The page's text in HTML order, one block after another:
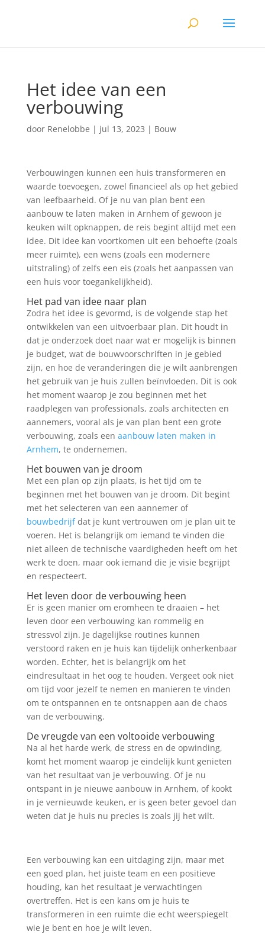
Het idee van een
verbouwing
door Renelobbe | jul 13, 2023 | Bouw
Verbouwingen kunnen een huis transformeren en
waarde toevoegen, zowel financieel als op het gebied
van leefbaarheid. Of je nu van plan bent een
aanbouw te laten maken in Arnhem of gewoon je
keuken wilt opknappen, de reis begint altijd met een
idee. Dit idee kan voortkomen uit een behoefte (zoals
meer ruimte), een wens (zoals een modernere
uitstraling) of zelfs een eis (zoals het aanpassen van
een huis voor toegankelijkheid).
Het pad van idee naar plan
Zodra het idee is gevormd, is de volgende stap het
ontwikkelen van een uitvoerbaar plan. Dit houdt in
dat je onderzoek doet naar wat er mogelijk is binnen
je budget, wat de bouwvoorschriften in je gebied
zijn, en hoe de veranderingen die je wilt aanbrengen
het gebruik van je huis zullen beïnvloeden. Dit is ook
het moment waarop je zou beginnen met het
raadplegen van professionals, zoals architecten en
aannemers, vooral als je van plan bent een grote
verbouwing, zoals een aanbouw laten maken in
Arnhem, te ondernemen.
Het bouwen van je droom
Met een plan op zijn plaats, is het tijd om te
beginnen met het bouwen van je droom. Dit begint
met het selecteren van een aannemer of
bouwbedrijfdat je kunt vertrouwen om je plan uit te
voeren. Het is belangrijk om iemand te vinden die
niet alleen de technische vaardigheden heeft om het
werk te doen, maar ook iemand die je visie begrijpt
en respecteert.
Het leven door de verbouwing heen
Er is geen manier om eromheen te draaien – het
leven door een verbouwing kan rommelig en
stressvol zijn. Je dagelijkse routines kunnen
verstoord raken en je huis kan tijdelijk onherkenbaar
worden. Echter, het is belangrijk om het
eindresultaat in het oog te houden. Vergeet ook niet
om tijd voor jezelf te nemen en manieren te vinden
om te ontspannen en te ontsnappen aan de chaos
van de verbouwing.
De vreugde van een voltooide verbouwing
Na al het harde werk, de stress en de opwinding,
komt het moment waarop je eindelijk kunt genieten
van het resultaat van je verbouwing. Of je nu
ontspant in je nieuwe aanbouw in Arnhem, of kookt
in je vernieuwde keuken, er is geen beter gevoel dan
weten dat je huis nu precies is zoals jij het wilt.
Een verbouwing kan een uitdaging zijn, maar met
een goed plan, het juiste team en een positieve
houding, kan het resultaat je verwachtingen
overtreffen. Het is een kans om je huis te
transformeren in een ruimte die echt weerspiegelt
wie je bent en hoe je wilt leven.